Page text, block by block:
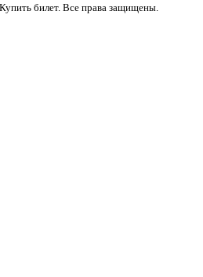
билет. Все права защищены.